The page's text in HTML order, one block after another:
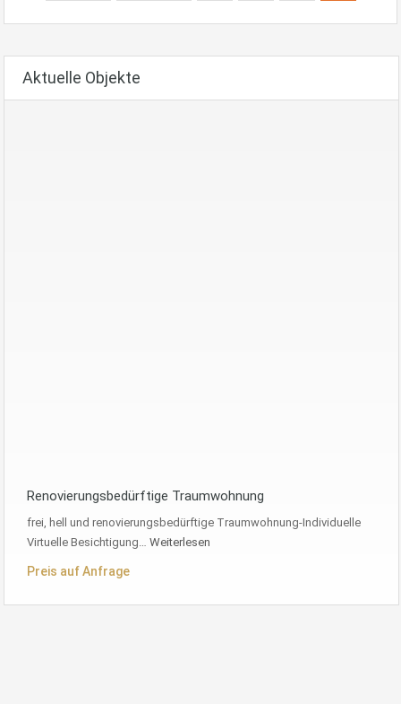
Aktuelle Objekte
Renovierungsbedürftige Traumwohnung
frei, hell und renovierungsbedürftige Traumwohnung-Individuelle
Virtuelle Besichtigung… Weiterlesen
Preis auf Anfrage